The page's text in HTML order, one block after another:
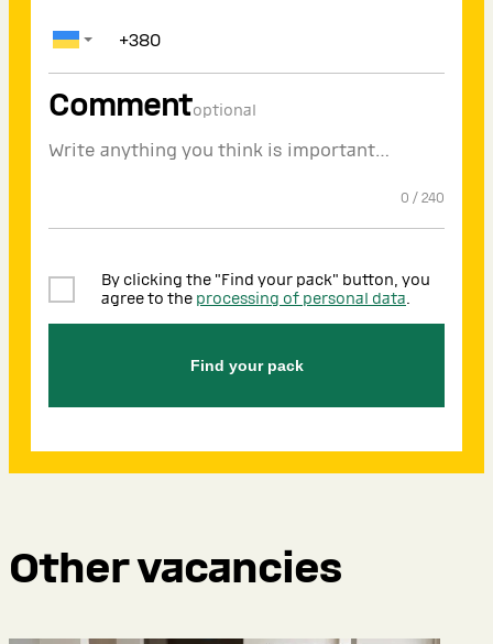
Commentoptional
0 / 240
By clicking the "Find your pack" button, you
agree to the processing of personal data.
Find your pack
Other vacancies